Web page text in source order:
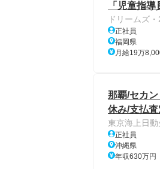
「児童指
ドリームズ
正社員
福岡県
月給19万
那覇/セカ
休み/支払査
東京海上日
正社員
沖縄県
年収630万円